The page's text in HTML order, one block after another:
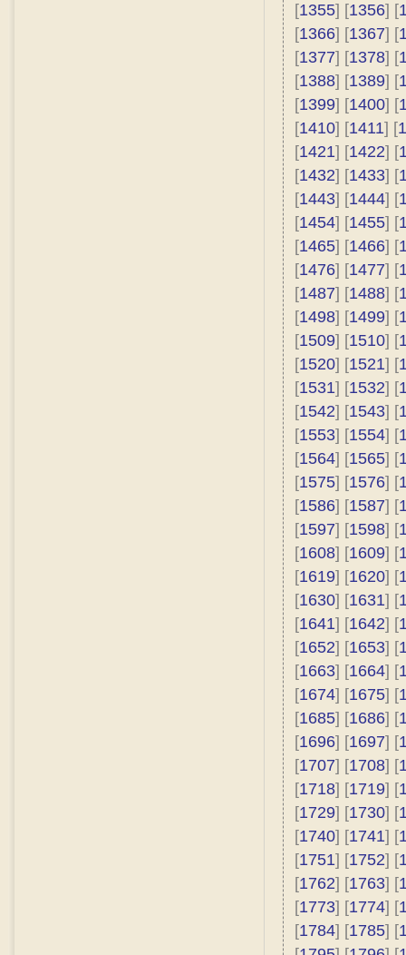
[1355] [1356] [
[1366] [1367] [
[1377] [1378] [
[1388] [1389] [
[1399] [1400] [
[1410] [1411] [
[1421] [1422] [
[1432] [1433] [
[1443] [1444] [
[1454] [1455] [
[1465] [1466] [
[1476] [1477] [
[1487] [1488] [
[1498] [1499] [
[1509] [1510] [
[1520] [1521] [
[1531] [1532] [
[1542] [1543] [
[1553] [1554] [
[1564] [1565] [
[1575] [1576] [
[1586] [1587] [
[1597] [1598] [
[1608] [1609] [
[1619] [1620] [
[1630] [1631] [
[1641] [1642] [
[1652] [1653] [
[1663] [1664] [
[1674] [1675] [
[1685] [1686] [
[1696] [1697] [
[1707] [1708] [
[1718] [1719] [
[1729] [1730] [
[1740] [1741] [
[1751] [1752] [
[1762] [1763] [
[1773] [1774] [
[1784] [1785] [